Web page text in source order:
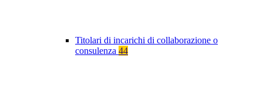
Titolari di incarichi di collaborazione o
consulenza 44